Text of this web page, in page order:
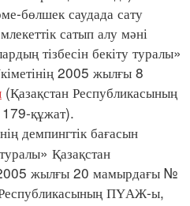
бөлшек саудада сату
сатып алу мәні
тізбесін бекіту туралы»
2005 жылғы 8
(Қазақстан Республикасының
құжат).
демпингтік бағасын
Қазақстан
2005 жылғы 20 мамырдағы №
Республикасының ПҮАЖ-ы,